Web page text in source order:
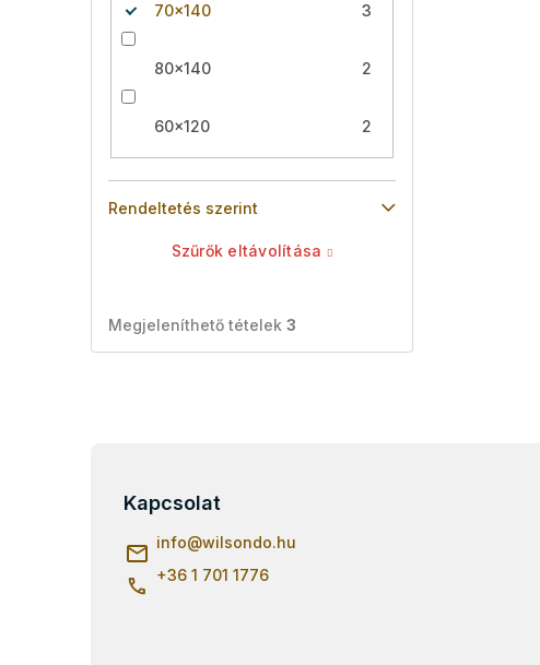
70x140 3
80x140 2
60x120 2
Rendeltetés szerint
Szűrők eltávolítása
Megjeleníthető tételek 3
Kapcsolat
info@wilsondo.hu
+36 1 701 1776